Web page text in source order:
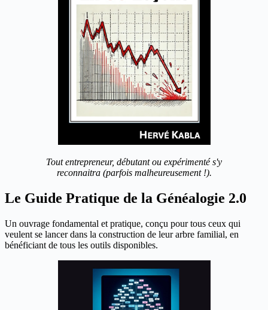
Tout entrepreneur, débutant ou expérimenté s'y
reconnaitra (parfois malheureusement !).
Le Guide Pratique de la Généalogie 2.0
Un ouvrage fondamental et pratique, conçu pour tous ceux qui
veulent se lancer dans la construction de leur arbre familial, en
bénéficiant de tous les outils disponibles.